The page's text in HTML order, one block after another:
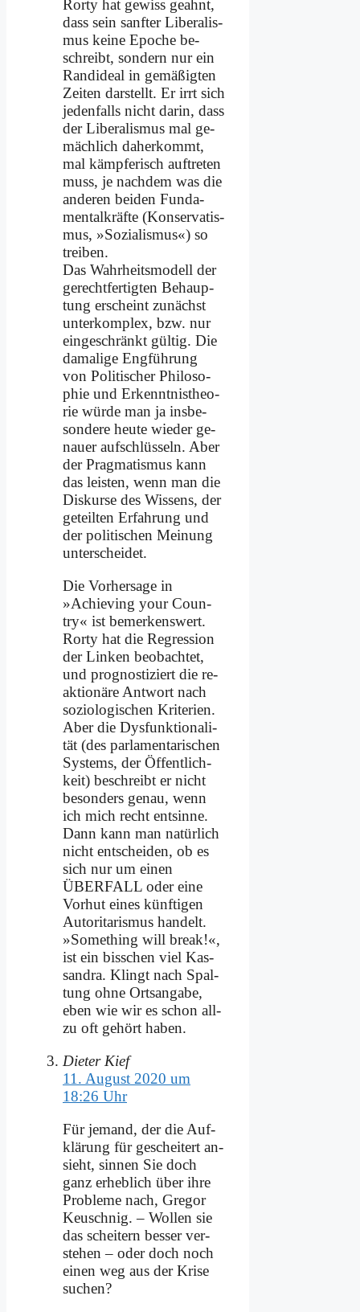
Ror­ty hat ge­wiss ge­ahnt,
dass sein sanf­ter Li­be­ra­lis­
mus kei­ne Epo­che be­
schreibt, son­dern nur ein
Rand­ide­al in ge­mä­ßig­ten
Zei­ten dar­stellt. Er irrt sich
je­den­falls nicht dar­in, dass
der Li­be­ra­lis­mus mal ge­
mäch­lich da­her­kommt,
mal kämp­fe­risch auf­tre­ten
muss, je nach­dem was die
an­de­ren bei­den Fun­da­
men­tal­kräf­te (Kon­ser­va­tis­
mus, »So­zia­lis­mus«) so
trei­ben.
Das Wahr­heits­mo­dell der
ge­recht­fer­tig­ten Be­haup­
tung er­scheint zu­nächst
un­ter­kom­plex, bzw. nur
ein­ge­schränkt gül­tig. Die
da­ma­li­ge Eng­füh­rung
von Po­li­ti­scher Phi­lo­so­
phie und Er­kennt­nis­theo­
rie wür­de man ja ins­be­
son­de­re heu­te wie­der ge­
nau­er auf­schlüs­seln. Aber
der Prag­ma­tis­mus kann
das lei­sten, wenn man die
Dis­kur­se des Wis­sens, der
ge­teil­ten Er­fah­rung und
der po­li­ti­schen Mei­nung
un­ter­schei­det.
Die Vor­her­sa­ge in
»Achie­ving your Coun­
try« ist be­mer­kens­wert.
Ror­ty hat die Re­gres­si­on
der Lin­ken be­ob­ach­tet,
und pro­gno­sti­ziert die re­
ak­tio­nä­re Ant­wort nach
so­zio­lo­gi­schen Kri­te­ri­en.
Aber die Dys­funk­tio­na­li­
tät (des par­la­men­ta­ri­schen
Sy­stems, der Öf­fent­lich­
keit) be­schreibt er nicht
be­son­ders ge­nau, wenn
ich mich recht ent­sin­ne.
Dann kann man na­tür­lich
nicht ent­schei­den, ob es
sich nur um ei­nen
ÜBERFALL oder ei­ne
Vor­hut ei­nes künf­ti­gen
Au­to­ri­ta­ris­mus han­delt.
»So­me­thing will break!«,
ist ein biss­chen viel Kas­
san­dra. Klingt nach Spal­
tung oh­ne Orts­an­ga­be,
eben wie wir es schon all­
zu oft ge­hört ha­ben.
Dieter Kief
11. August 2020 um
18:26 Uhr
Für je­mand, der die Auf­
klä­rung für ge­schei­tert an­
sieht, sin­nen Sie doch
ganz er­heb­lich über ih­re
Pro­ble­me nach, Gre­gor
Keu­sch­nig. – Wol­len sie
das schei­tern bes­ser ver­
ste­hen – oder doch noch
ei­nen weg aus der Kri­se
su­chen?